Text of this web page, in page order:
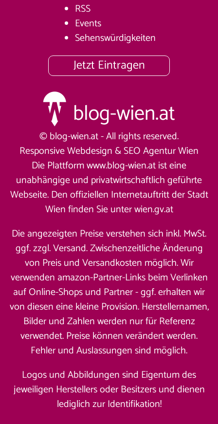
RSS
Events
Sehenswürdigkeiten
Jetzt Eintragen
© blog-wien.at - All rights reserved.
Responsive Webdesign &SEO Agentur Wien
Die Plattform www.blog-wien.at ist eine
unabhängige und privatwirtschaftlich geführte
Webseite. Den offiziellen Internetauftritt der Stadt
Wien finden Sie unterwien.gv.at
Die angezeigten Preise verstehen sich inkl. MwSt.
ggf. zzgl. Versand. Zwischenzeitliche Änderung
von Preis und Versandkosten möglich. Wir
verwenden amazon-Partner-Links beim Verlinken
auf Online-Shops und Partner - ggf. erhalten wir
von diesen eine kleine Provision. Herstellernamen,
Bilder und Zahlen werden nur für Referenz
verwendet. Preise können verändert werden.
Fehler und Auslassungen sind möglich.
Logos und Abbildungen sind Eigentum des
jeweiligen Herstellers oder Besitzers und dienen
lediglich zur Identifikation!